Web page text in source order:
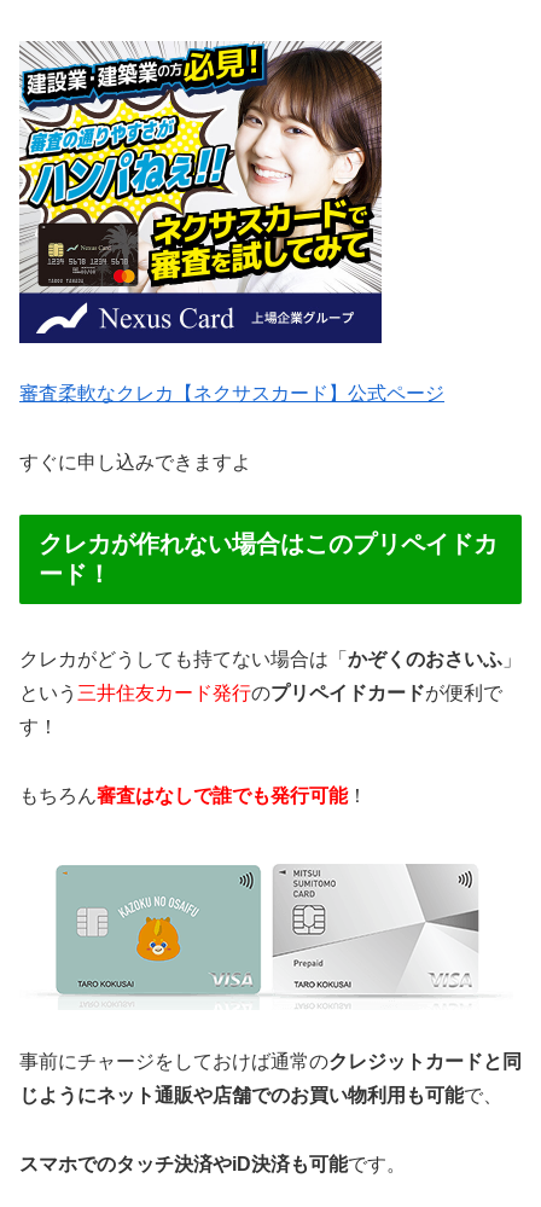
審査柔軟なクレカ【ネクサスカード】公式ページ
すぐに申し込みできますよ
クレカが作れない場合はこのプリペイドカ
ード！
クレカがどうしても持てない場合は「 かぞくのおさいふ 」
という 三井住友カード発行のプリペイドカードが便利で
す！
もちろん審査はなしで誰でも発行可能！
事前にチャージをしておけば通常のクレジットカードと同
じようにネット通販や店舗でのお買い物利用も可能で、
スマホでのタッチ決済やiD決済も可能です。